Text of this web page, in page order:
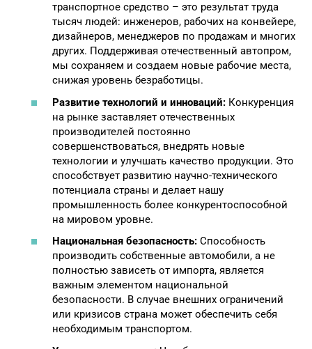
транспортное средство – это результат труда
тысяч людей: инженеров, рабочих на конвейере,
дизайнеров, менеджеров по продажам и многих
других. Поддерживая отечественный автопром,
мы сохраняем и создаем новые рабочие места,
снижая уровень безработицы.
Развитие технологий и инноваций: Конкуренция
на рынке заставляет отечественных
производителей постоянно
совершенствоваться, внедрять новые
технологии и улучшать качество продукции. Это
способствует развитию научно-технического
потенциала страны и делает нашу
промышленность более конкурентоспособной
на мировом уровне.
Национальная безопасность: Способность
производить собственные автомобили, а не
полностью зависеть от импорта, является
важным элементом национальной
безопасности. В случае внешних ограничений
или кризисов страна может обеспечить себя
необходимым транспортом.